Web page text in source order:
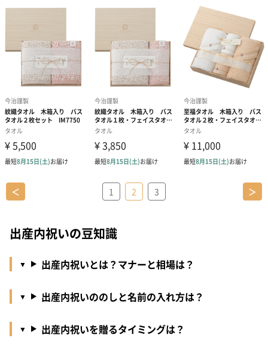
＜ 1 2 3 ＞
出産内祝いの豆知識
出産内祝いとは？マナーと相場は？
出産内祝いののしと名前の入れ方は？
出産内祝いを贈るタイミングは？